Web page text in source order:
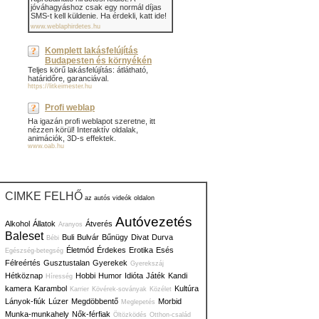
jóváhagyáshoz csak egy normál díjas
SMS-t kell küldenie. Ha érdekli, katt ide!
www.weblaphirdetes.hu
Komplett lakásfelújítás
Budapesten és környékén
Teljes körű lakásfelújítás: átlátható,
határidőre, garanciával.
https://litkeimester.hu
Profi weblap
Ha igazán profi weblapot szeretne, itt
nézzen körül! Interaktív oldalak,
animációk, 3D-s effektek.
www.oab.hu
CIMKE FELHŐ az autós videók oldalon
Alkohol Állatok Aranyos Átverés Autóvezetés
Baleset Bébi Buli Bulvár Bűnügy Divat Durva
Egészség-betegség Életmód Érdekes Erotika Esés
Félreértés Gusztustalan Gyerekek Gyerekszáj
Hétköznap Híresség Hobbi Humor Idióta Játék Kandi
kamera Karambol Karrier Kövérek-soványak Közélet Kultúra
Lányok-fiúk Lúzer Megdöbbentő Meglepetés Morbid
Munka-munkahely Nők-férfiak Öltözködés Otthon-család